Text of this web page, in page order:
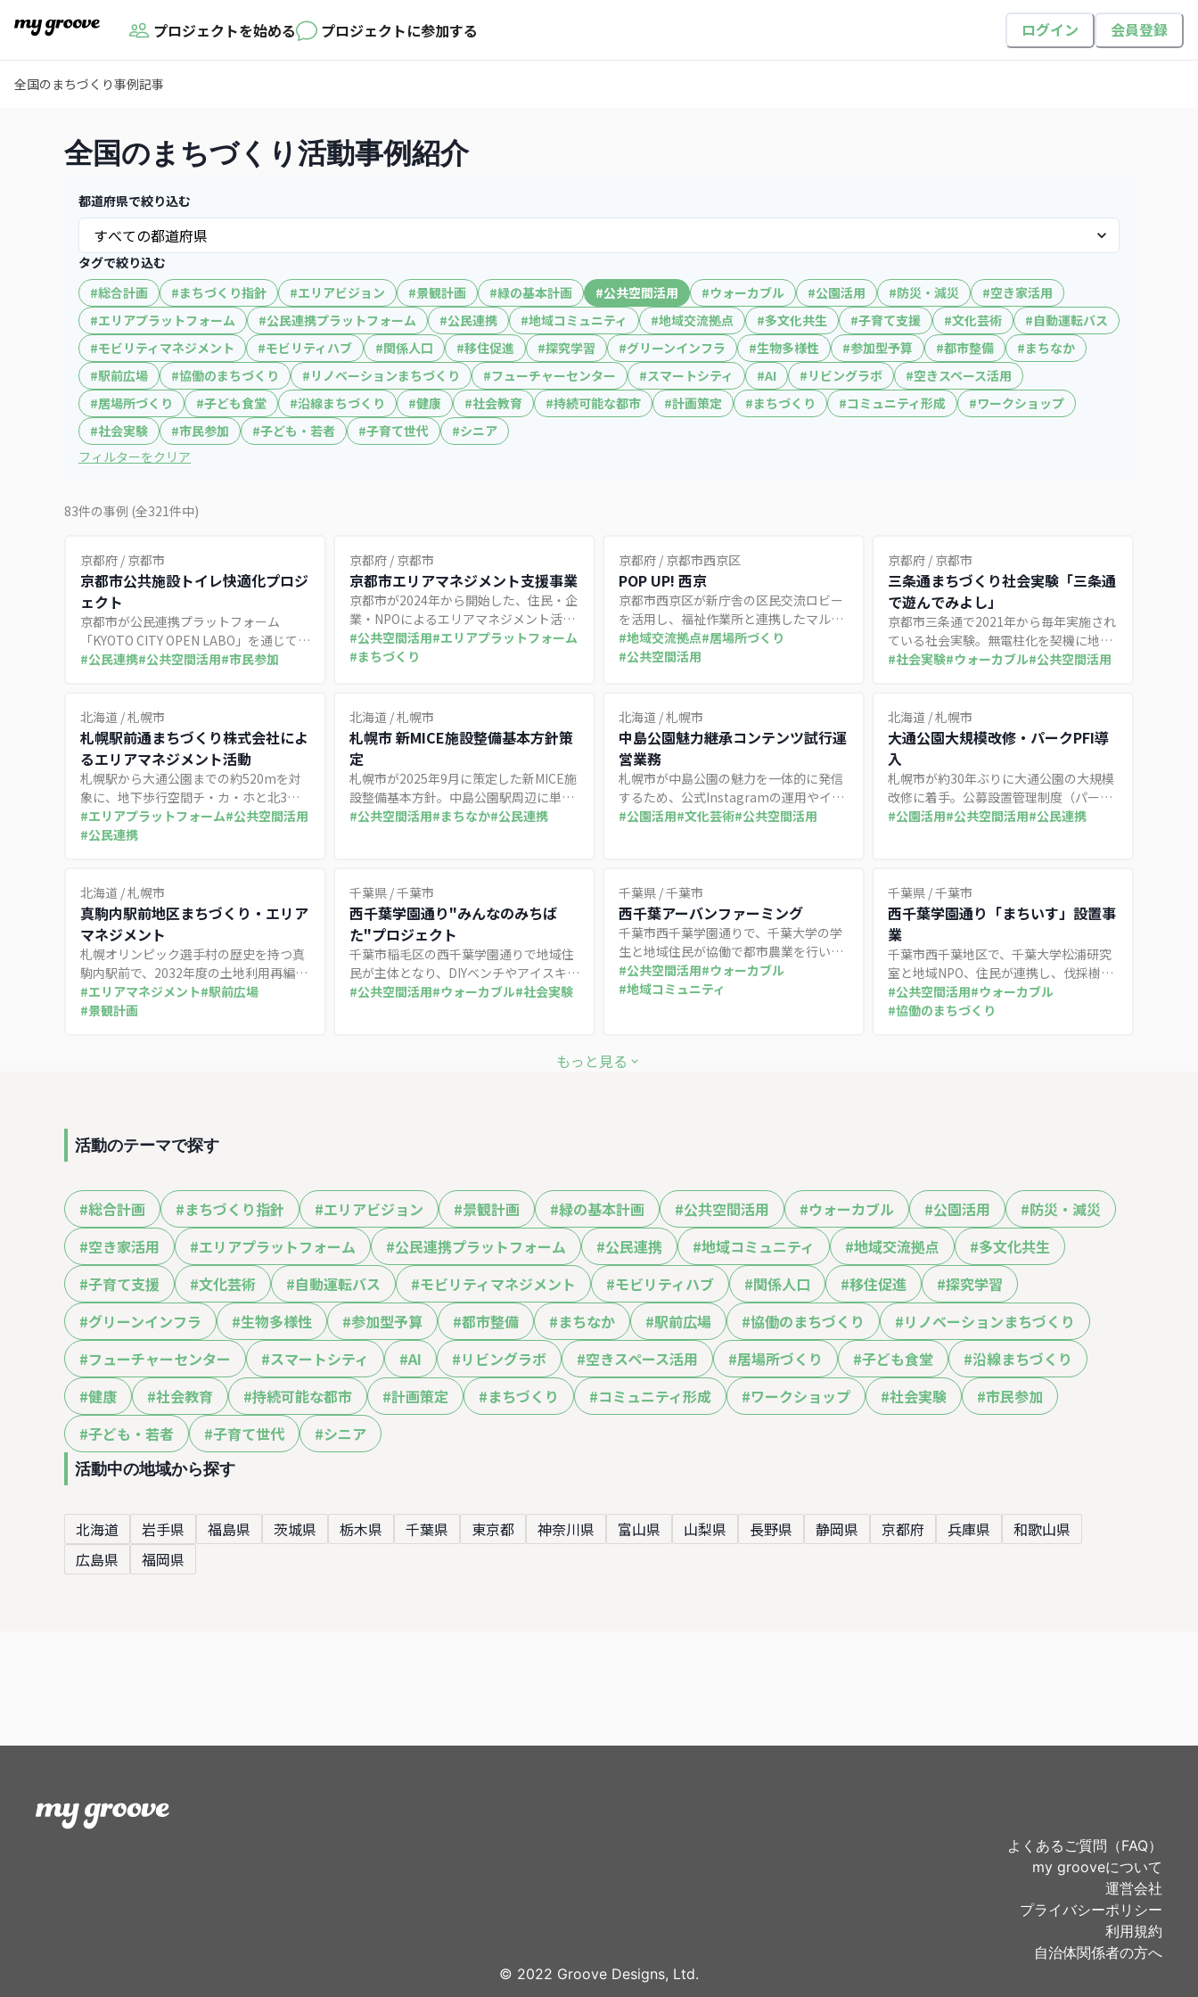
プロジェクトを始める プロジェクトに参加する ログイン 会員登録
全国のまちづくり事例記事
全国のまちづくり活動事例紹介
都道府県で絞り込む
タグで絞り込む
#総合計画 #まちづくり指針 #エリアビジョン #景観計画 #緑の基本計画 #公共空間活用 #ウォーカブル #公園活用 #防災・減災 #空き家活用
#エリアプラットフォーム #公民連携プラットフォーム #公民連携 #地域コミュニティ #地域交流拠点 #多文化共生 #子育て支援 #文化芸術 #自動運転バス
#モビリティマネジメント #モビリティハブ #関係人口 #移住促進 #探究学習 #グリーンインフラ #生物多様性 #参加型予算 #都市整備 #まちなか
#駅前広場 #協働のまちづくり # リノベーションまちづくり #フューチャーセンター #スマートシティ #AI # リビングラボ #空きスペース活用
#居場所づくり #子ども食堂 #沿線まちづくり #健康 #社会教育 #持続可能な都市 #計画策定 #まちづくり #コミュニティ形成 #ワークショップ
#社会実験 #市民参加 #子ども・若者 #子育て世代 #シニア
フィルターをクリア
83件の事例 (全321件中)
京都府 / 京都市
京都市公共施設トイレ快適化プロジ
ェクト
京都市が公民連携プラットフォーム
「KYOTO CITY OPEN LABO」を通じて、
築年数の古い公共施設のトイレ環境を民
など新たな事業モデルを募集。
#公民連携#公共空間活用#市民参加
京都府 / 京都市
京都市エリアマネジメント支援事業
京都市が2024年から開始した、住民・企
業・NPOによるエリアマネジメント活動
を専門家派遣で支援する事業。山科・醍
醐、東山など複数エリアで地域ビジョン
#公共空間活用#エリアプラットフォーム
#まちづくり
京都府 / 京都市西京区
POP UP! 西京
京都市西京区が新庁舎の区民交流ロビー
を活用し、福祉作業所と連携したマルシ
ェやカフェを定期開催。「居場所」と
「出番」を創出する地域交流の取り組
#地域交流拠点#居場所づくり
#公共空間活用
京都府 / 京都市
三条通まちづくり社会実験「三条通
で遊んでみよし」
京都市三条通で2021年から毎年実施され
ている社会実験。無電柱化を契機に地域
住民・商店・大学が連携し、車道の歩行
#社会実験#ウォーカブル#公共空間活用
北海道 /札幌市
札幌駅前通まちづくり株式会社によ
るエリアマネジメント活動
札幌駅から大通公園までの約520mを対
象に、地下歩行空間チ・カ・ホと北3条
広場アカプラの指定管理による自主財源
創出で年間約60事業のまちづくり活動を
#エリアプラットフォーム#公共空間活用
#公民連携
北海道 /札幌市
札幌市 新MICE施設整備基本方針策
定
札幌市が2025年9月に策定した新MICE施
設整備基本方針。中島公園駅周辺に単館
3,000〜5,000人規模の施設を整備し、
#公共空間活用#まちなか#公民連携
北海道 /札幌市
中島公園魅力継承コンテンツ試行運
営業務
札幌市が中島公園の魅力を一体的に発信
するため、公式Instagramの運用やイベ
ント開催を通じて実証実験を行う取り組
#公園活用#文化芸術#公共空間活用
北海道 /札幌市
大通公園大規模改修・パークPFI導
入
札幌市が約30年ぶりに大通公園の大規模
改修に着手。公募設置管理制度（パーク
PFI）を活用し、民間事業者による常設
#公園活用#公共空間活用#公民連携
北海道 /札幌市
真駒内駅前地区まちづくり・エリア
マネジメント
札幌オリンピック選手村の歴史を持つ真
駒内駅前で、2032年度の土地利用再編に
向けて住民参加型のまちづくりとエリア
マネジメントが進む事例。景観ミーティ
#エリアマネジメント#駅前広場
#景観計画
千葉県 /千葉市
西千葉学園通り"みんなのみちば
た"プロジェクト
千葉市稲毛区の西千葉学園通りで地域住
民が主体となり、DIYベンチやアイスキャ
ンドル、まちいすの設置を通じて歩きた
#公共空間活用#ウォーカブル#社会実験
千葉県 /千葉市
西千葉アーバンファーミング
千葉市西千葉学園通りで、千葉大学の学
生と地域住民が協働で都市農業を行い、
ウォーカブルなまちづくりを推進する取
り組み
#公共空間活用#ウォーカブル
#地域コミュニティ
千葉県 /千葉市
西千葉学園通り「まちいす」設置事
業
千葉市西千葉地区で、千葉大学松浦研究
室と地域NPO、住民が連携し、伐採樹木
を再利用した街路椅子「まちいす」を設
置。歩行者が気軽に休憩できる居心地の
#公共空間活用#ウォーカブル
#協働のまちづくり
もっと見る
活動のテーマで探す
#総合計画 #まちづくり指針 #エリアビジョン #景観計画 #緑の基本計画 #公共空間活用 #ウォーカブル #公園活用 #防災・減災
#空き家活用 #エリアプラットフォーム #公民連携プラットフォーム #公民連携 #地域コミュニティ #地域交流拠点 #多文化共生
#子育て支援 #文化芸術 #自動運転バス #モビリティマネジメント #モビリティハブ #関係人口 #移住促進 #探究学習
#グリーンインフラ #生物多様性 #参加型予算 #都市整備 #まちなか #駅前広場 #協働のまちづくり #リノベーションまちづくり
#フューチャーセンター #スマートシティ #AI #リビングラボ #空きスペース活用 #居場所づくり #子ども食堂 #沿線まちづくり
#健康 #社会教育 #持続可能な都市 #計画策定 #まちづくり #コミュニティ形成 #ワークショップ #社会実験 #市民参加
#子ども・若者 #子育て世代 #シニア
活動中の地域から探す
北海道 岩手県 福島県 茨城県 栃木県 千葉県 東京都 神奈川県 富山県 山梨県 長野県 静岡県 京都府 兵庫県
和歌山県
広島県
福岡県
よくあるご質問（FAQ）
my grooveについて
運営会社
プライバシーポリシー
利用規約
自治体関係者の方へ
©︎ 2022 Groove Designs, Ltd.